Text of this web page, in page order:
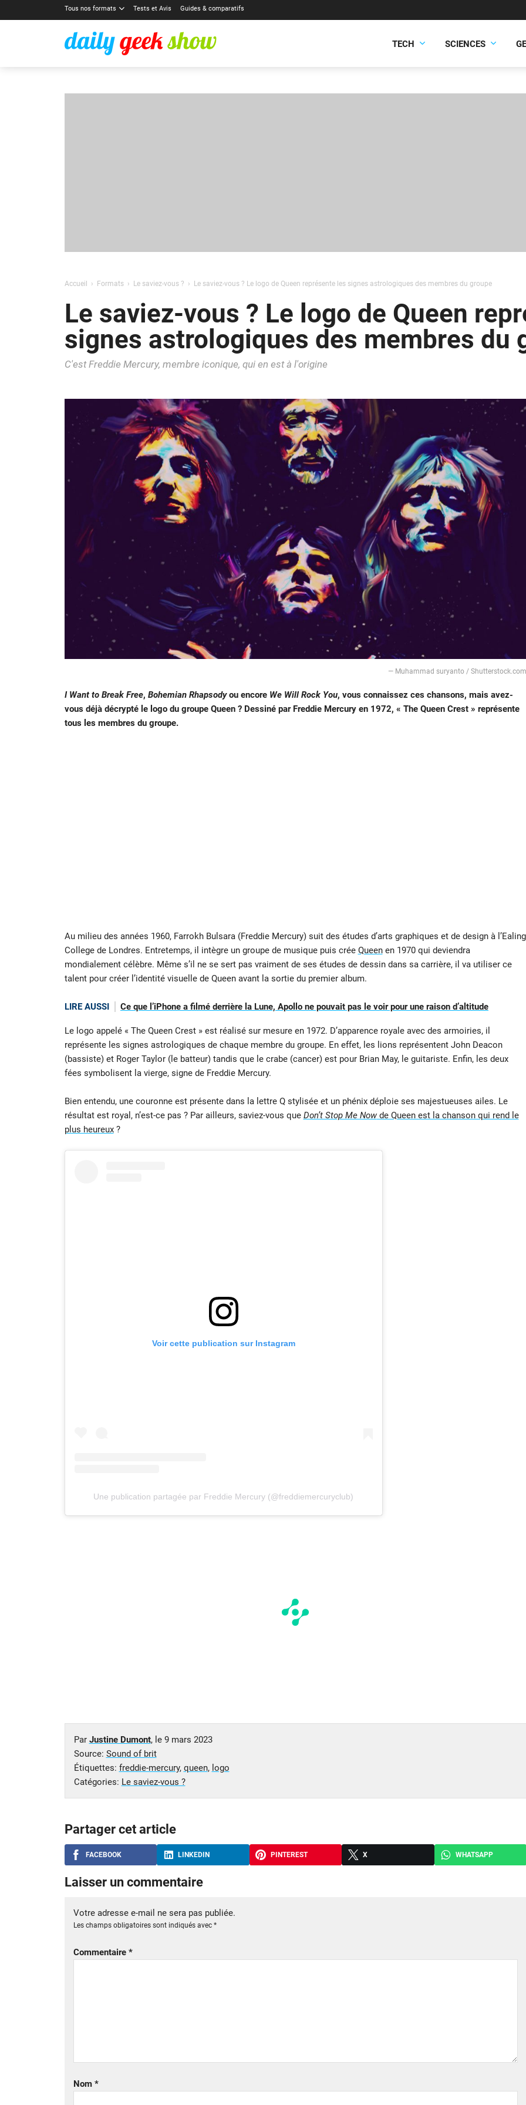
Tous nos formats Tests et Avis Guides & comparatifs
TECH SCIENCES
Accueil Formats Le saviez-vous ? Le saviez-vous ? Le logo de Queen représente les signes astrologiques des membres du groupe
Le saviez-vous ? Le logo de Queen
signes astrologiques des membres du
C'est Freddie Mercury, membre iconique, qui en est à l'origine
― Muhammad suryanto / Shutterstock.com
I Want to Break Free, Bohemian Rhapsodyou encore We Will Rock You, vous connaissez ces chansons, mais avez-
vous déjà décrypté le logo du groupe Queen ? Dessiné par Freddie Mercury en 1972, « The Queen Crest » représente
tous les membres du groupe.
Au milieu des années 1960, Farrokh Bulsara (Freddie Mercury) suit des études d’arts graphiques et de design à l’Ealing
College de Londres. Entretemps, il intègre un groupe de musique puis crée Queen en 1970 qui deviendra
mondialement célèbre. Même s’il ne se sert pas vraiment de ses études de dessin dans sa carrière, il va utiliser ce
talent pour créer l’identité visuelle de Queen avant la sortie du premier album.
LIRE AUSSI Ce que l’iPhone a filmé derrière la Lune, Apollo ne pouvait pas le voir pour une raison d’altitude
Le logo appelé « The Queen Crest » est réalisé sur mesure en 1972. D’apparence royale avec des armoiries, il
représente les signes astrologiques de chaque membre du groupe. En effet, les lions représentent John Deacon
(bassiste) et Roger Taylor (le batteur) tandis que le crabe (cancer) est pour Brian May, le guitariste. Enfin, les deux
fées symbolisent la vierge, signe de Freddie Mercury.
Bien entendu, une couronne est présente dans la lettre Q stylisée et un phénix déploie ses majestueuses ailes. Le
résultat est royal, n’est-ce pas ? Par ailleurs, saviez-vous que Don’t Stop Me Nowde Queen est la chanson qui rend le
plus heureux?
Voir cette publication sur Instagram
Une publication partagée par Freddie Mercury (@freddiemercuryclub)
Par Justine Dumont, le 9 mars 2023
Source: Sound of brit
Étiquettes: freddie-mercury, queen, logo
Catégories: Le saviez-vous ?
Partager cet article
FACEBOOK LINKEDIN PINTEREST X WHATSAPP
Laisser un commentaire
Votre adresse e-mail ne sera pas publiée.
Les champs obligatoires sont indiqués avec *
Commentaire *
Nom *